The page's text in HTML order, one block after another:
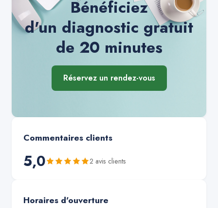
Bénéficiez
d'un diagnostic gratuit
de 20 minutes
Réservez un rendez-vous
Commentaires clients
5,0 2 avis clients
Horaires d'ouverture